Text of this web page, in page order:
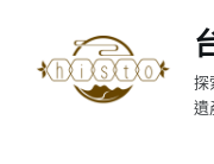
至
探
遺